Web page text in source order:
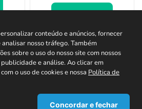
conteúdo e anúncios, fornecer
nosso tráfego. Também
sobre o uso do nosso site com nossos
e análise. Ao clicar em
o uso de cookies e nossa Política de
Concordar e fechar
NOSSA NEWSLETTER E
NOVIDADES!